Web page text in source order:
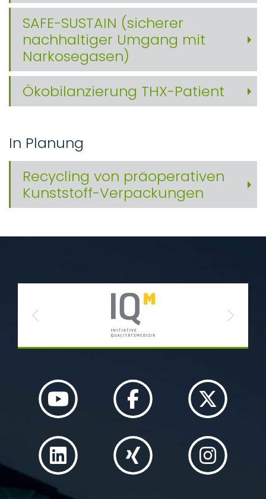
SAFE-SUSTAIN (sicherer
nachhaltiger Umgang mit
Narkosegasen)
Ökobilanzierung THX-Patient
In Planung
Recycling von präoperativen
Kunststoff-Verpackungen
Previous Next